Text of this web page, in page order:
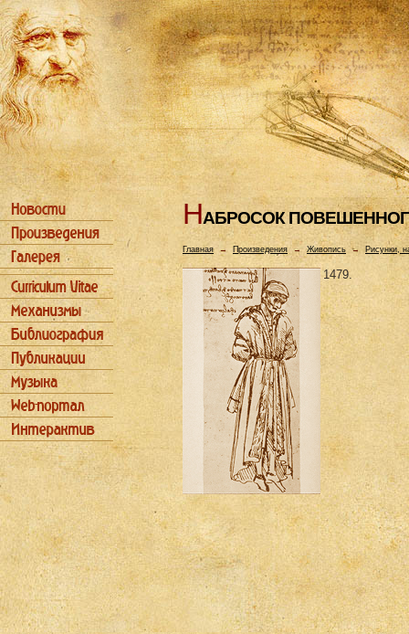
НАБРОСОК
Главная→ Произведения → Живопись → Рисунки,
1479.